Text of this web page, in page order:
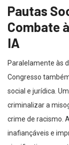
Pautas
Combate
IA
Paralelamente às
Congresso
social e jurídica.
criminalizar a
crime de racismo.
inafiançáveis e